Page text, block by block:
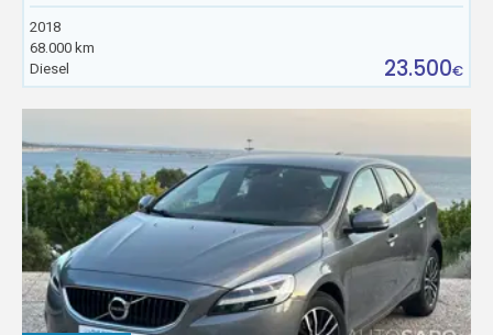
2018
68.000 km
Diesel
23.500€